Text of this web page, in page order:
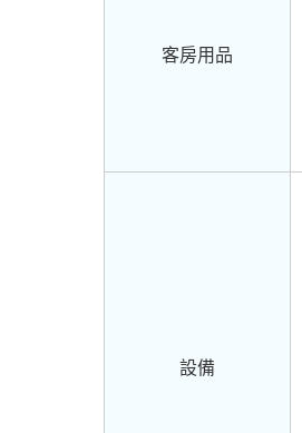
客房用品
設備